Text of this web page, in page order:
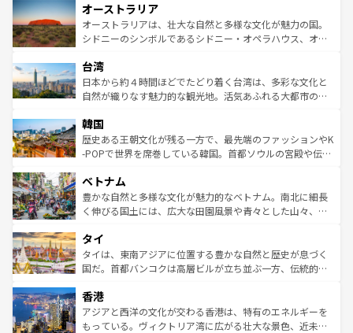
部のニューオーリンズでは、音楽と美食が融合した独特の
文化が魅力。旅行者はアメリカの各地域で異なる魅力を楽
しみながら、その多様性と豊かな歴史を感じることができ
ならではの贅沢な旅のスタイルだ。 なお、新着のアメリカ
情報はコンテンツ一覧を参照してほしい。
ワイ島は見逃せない。また、定番の観光地といえばオアフ
島だが、静かな自然を求めるならマウイ島やカウアイ島が
おすすめ。エメラルドグリーンに輝く海をはじめ、豊かな
れるおもてなしの心で訪れる人々を迎えてくれるハワイの
人々、おいしいローカルフードやハワイアンミュージッ
ク、伝統的なフラダンスなど、すべてがハワイの魅力を彩
ワイを、存分に味わってほしい。 なお、新着のハワイ情報
はコンテンツ一覧を参照してほしい。
オーストラリア
オーストラリアは、壮大な自然と多様な文化が魅力の国。
シドニーのシンボルであるシドニー・オペラハウス、オー
リアリーフや大陸中央部にそびえるウルル（エアーズロッ
ク）、タスマニアの美しい原生林やケアンズの熱帯雨林な
ど、見どころがたくさん。また、カフェやワイン、オージ
いる。アクティビティも充実しており、サーフィンやダイ
ビング、ハイキングなど、アウトドア好きにはたまらな
い。オーストラリアの多彩な魅力を存分に味わいつくそ
参照してほしい。
台湾
日本から約４時間ほどでたどり着く台湾は、多彩な文化と
自然が織りなす魅力的な観光地。活気あふれる大都市の台
ン）、静ひつな山岳地帯である台湾東部など、都市の喧騒
と山間の静けさが共存しており、訪れる人に新しい発見と
驚きをもたらしてくれる。また、奥深い台湾の食文化も魅
容にもいいと評判のスイーツなど、バラエティ豊かな料理
が味わえる。 なお、新着の台湾情報は コンテンツ一覧を参
照してほしい。
韓国
歴史ある王朝文化が残る一方で、最先端のファッションやK
-POPで世界を席巻している韓国。首都ソウルの宮殿や伝統
き、地方に足を延ばせば四季折々の自然美を楽しむことが
できる。そして、キムチや焼肉、絶品のストリートフード
まで、さまざまな韓国料理が待っている。夜には、韓国な
リティに包まれながら、韓国の多彩な魅力を心ゆくまで味
わってみてほしい。 なお、新着の韓国情報はコンテンツ一
覧を参照してほしい。
ベトナム
豊かな自然と多様な文化が魅力的なベトナム。南北に細長
く伸びる国土には、広大な田園風景や青々とした山々、世
急速な発展と共に伝統が息づく。ハノイの古い町並みやホ
ーチミン市のフランス統治時代の建物も、独特の雰囲気を
醸し出している。また、バラエティの豊かさとおいしさで
とつ。フォーやバインミー、ベトナムコーヒーなどは、ぜ
ひ現地で味わいたい。どの地域を訪れてもあたたかい人々
が旅行者を迎えてくれるので、きっと忘れられない旅にな
タイ
タイは、東南アジアに位置する豊かな自然と歴史が息づく
国だ。首都バンコクは高層ビルが立ち並ぶ一方、伝統的な
の活気が交差している。北部ではチェンマイなどの山岳地
帯で自然と触れ合い、南部ではプーケットやクラビの美し
いビーチでリゾート気分を楽しむことができる。タイ料理
香港
アジアと西洋の文化が交わる香港は、特有のエネルギーを
もっている。ヴィクトリア湾に広がる壮大な景色、近未来